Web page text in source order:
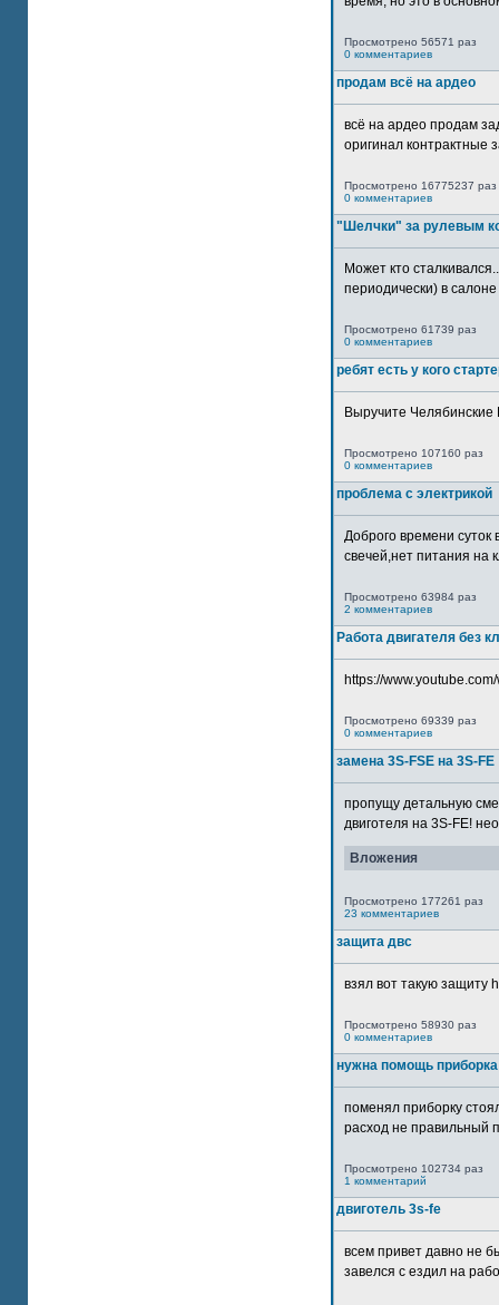
Просмотрено 56571 раз
0 комментариев
продам всё на ардео
всё на ардео продам
оригинал контрактные
Просмотрено 16775237 раз
0 комментариев
"Шелчки" за рулевым
Может кто
периодически) в
Просмотрено 61739 раз
0 комментариев
ребят есть у кого
Выручите
Просмотрено 107160 раз
0 комментариев
проблема с электрикой
Доброго времени суток
свечей,нет питания на
Просмотрено 63984 раз
2 комментариев
Работа двигателя без
https://
Просмотрено 69339 раз
0 комментариев
замена 3S-FSE на 3S-FE
пропущу детальную
двиготеля на 3S-FE!
Вложения
Просмотрено 177261 раз
23 комментариев
защита двс
взял вот такую защиту
Просмотрено 58930 раз
0 комментариев
нужна помощь
поменял приборку
расход не правильный
Просмотрено 102734 раз
1 комментарий
двиготель 3s-fe
всем привет давно не
завелся с ездил на